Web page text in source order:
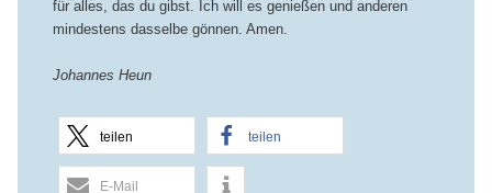
für alles, das du gibst. Ich will es genießen und anderen
mindestens dasselbe gönnen. Amen.
Johannes Heun
teilen teilen
E-Mail